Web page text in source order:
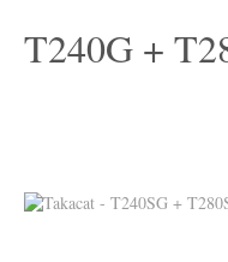
T240G +